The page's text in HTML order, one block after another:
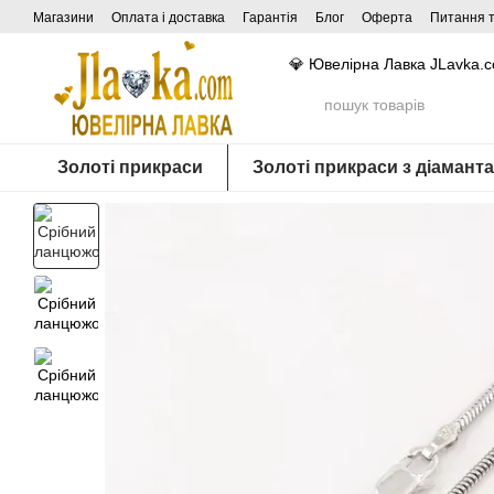
Перейти до основного контенту
Магазини Оплата і доставка Гарантія Блог Оферта Питання
💎 Ювелірна Лавка
Золоті прикраси Золоті прикраси з